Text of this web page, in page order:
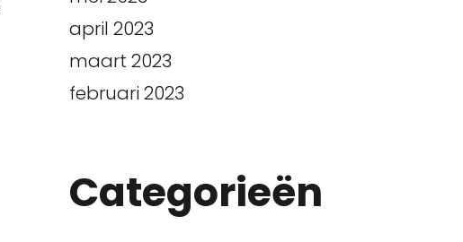
april 2023
maart 2023
februari 2023
Categorieën